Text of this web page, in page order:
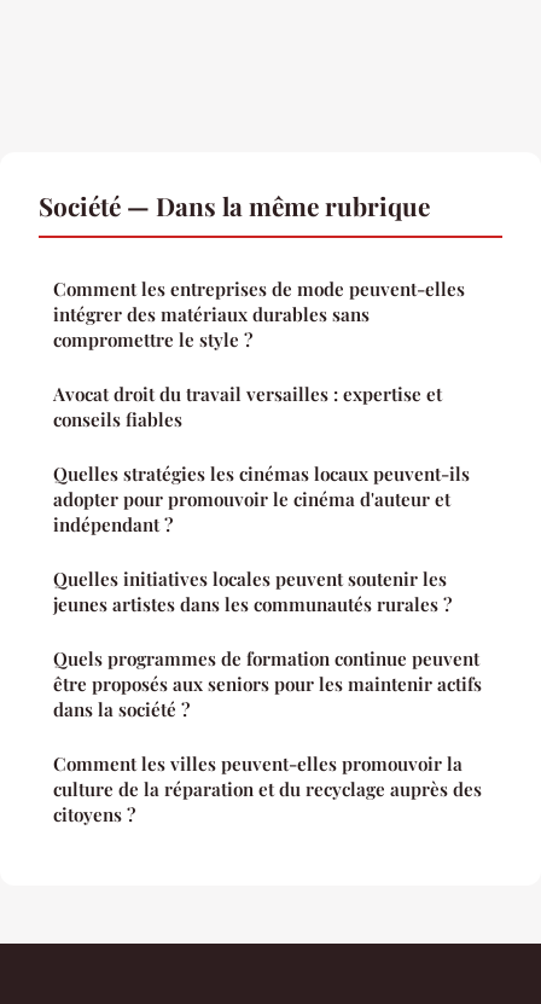
Société — Dans la même rubrique
Comment les entreprises de mode peuvent-elles
intégrer des matériaux durables sans
compromettre le style ?
Avocat droit du travail versailles : expertise et
conseils fiables
Quelles stratégies les cinémas locaux peuvent-ils
adopter pour promouvoir le cinéma d'auteur et
indépendant ?
Quelles initiatives locales peuvent soutenir les
jeunes artistes dans les communautés rurales ?
Quels programmes de formation continue peuvent
être proposés aux seniors pour les maintenir actifs
dans la société ?
Comment les villes peuvent-elles promouvoir la
culture de la réparation et du recyclage auprès des
citoyens ?